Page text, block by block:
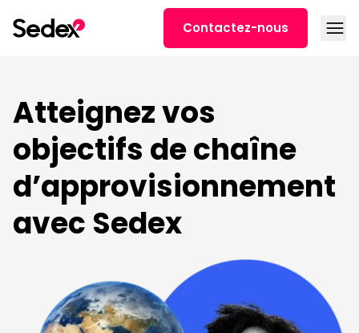
Contactez-nous
Atteignez vos
objectifs de chaîne
d’approvisionnement
avec Sedex